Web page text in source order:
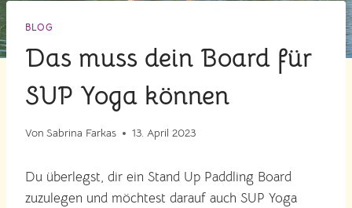
BLOG
Das muss dein Board für
SUP Yoga können
Von Sabrina Farkas 13. April 2023
Du überlegst, dir ein Stand Up Paddling Board
zuzulegen und möchtest darauf auch SUP Yoga